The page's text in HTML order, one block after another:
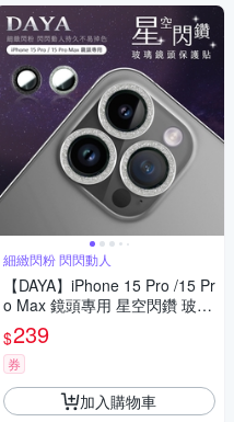
細緻閃粉 閃閃動人
【DAYA】iPhone 15 Pro /15 Pr
o Max 鏡頭專用 星空閃鑽 玻璃
鏡頭保護貼膜
$239
券
加入購物車